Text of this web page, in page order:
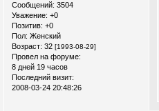
Сообщений: 3504
Уважение: +0
Позитив: +0
Пол: Женский
Возраст: 32 [1993-08-29]
Провел на форуме:
8 дней 19 часов
Последний визит:
2008-03-24 20:48:26